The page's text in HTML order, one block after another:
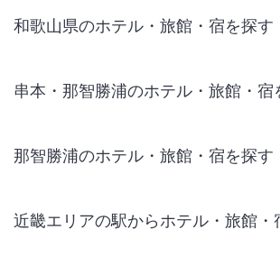
和歌山県のホテル・旅館・宿を探す
串本・那智勝浦のホテル・旅館・宿
那智勝浦のホテル・旅館・宿を探す
近畿エリアの駅からホテル・旅館・